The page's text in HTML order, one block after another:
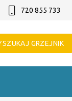
720 855 733
GRZEJNIK